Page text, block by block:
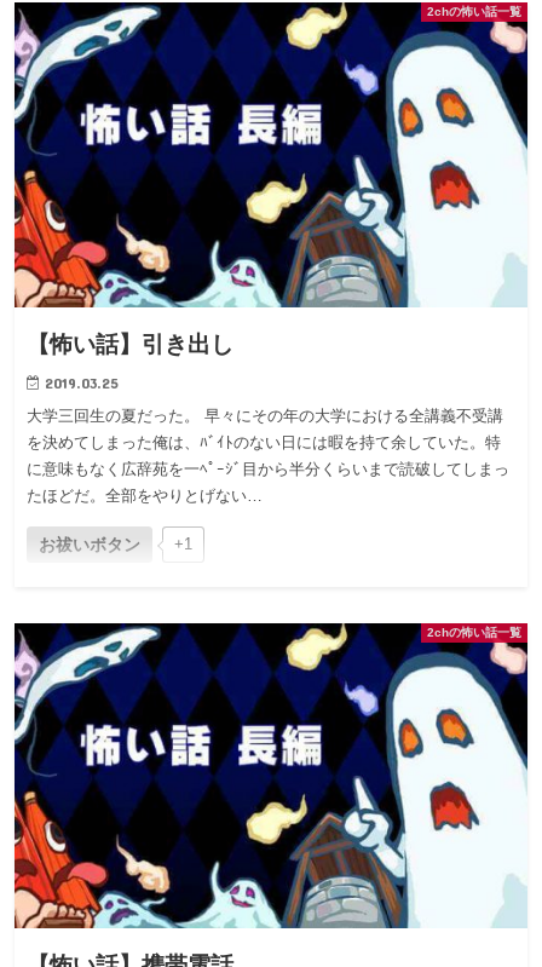
2chの怖い話一覧
【怖い話】引き出し
2019.03.25
大学三回生の夏だった。 早々にその年の大学における全講義不受講
を決めてしまった俺は、ﾊﾞｲﾄのない日には暇を持て余していた。特
に意味もなく広辞苑を一ﾍﾟｰｼﾞ目から半分くらいまで読破してしまっ
たほどだ。全部をやりとげない…
お祓いボタン +1
2chの怖い話一覧